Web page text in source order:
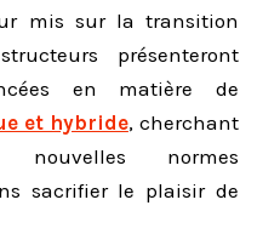
mis sur la transition
présenteront
en matière de
et hybride, cherchant
normes
sacrifier le plaisir de